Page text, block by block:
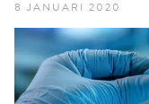
8 JANUARI 2020